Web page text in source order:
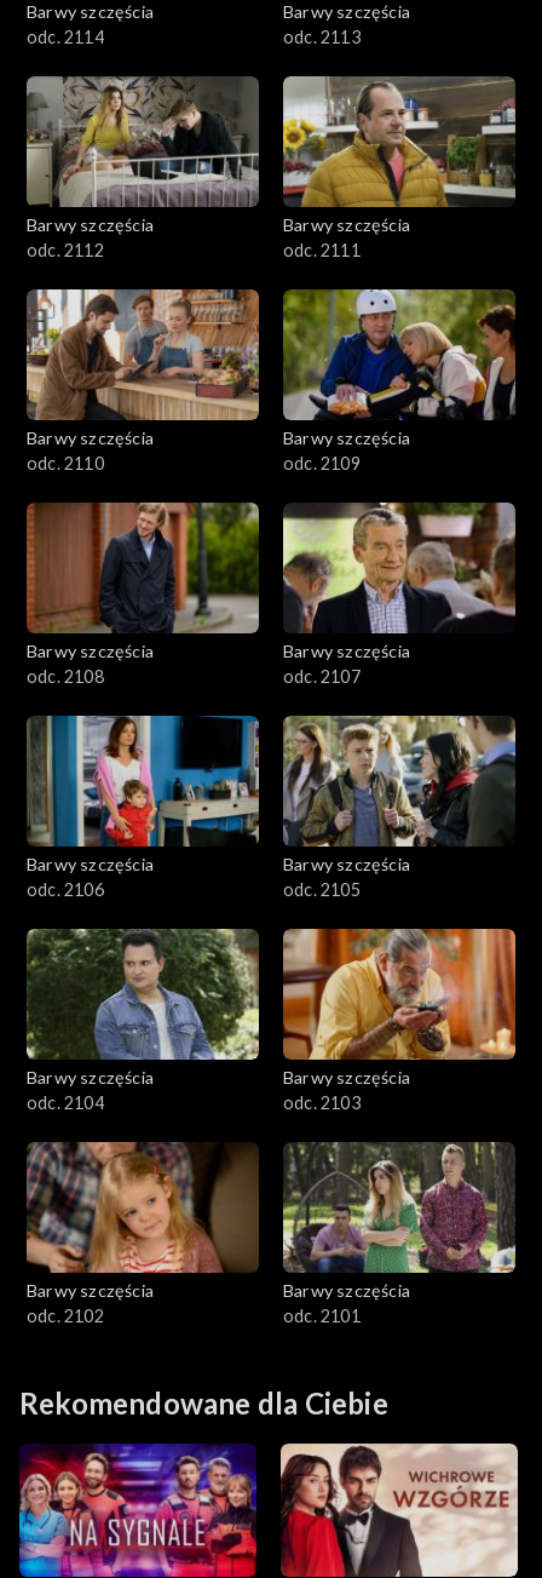
Barwy szczęścia
odc. 2114
Barwy szczęścia
odc. 2113
Barwy szczęścia
odc. 2112
Barwy szczęścia
odc. 2111
Barwy szczęścia
odc. 2110
Barwy szczęścia
odc. 2109
Barwy szczęścia
odc. 2108
Barwy szczęścia
odc. 2107
Barwy szczęścia
odc. 2106
Barwy szczęścia
odc. 2105
Barwy szczęścia
odc. 2104
Barwy szczęścia
odc. 2103
Barwy szczęścia
odc. 2102
Barwy szczęścia
odc. 2101
Rekomendowane dla Ciebie